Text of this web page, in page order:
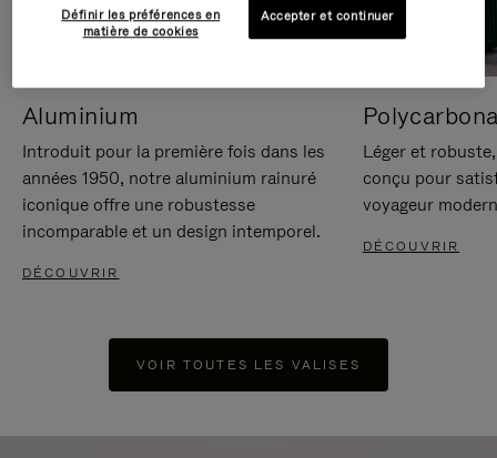
Aluminium
Introduit pour la première fois dans les
années 1950, notre aluminium rainuré
iconique offre une robustesse
incomparable et un design intemporel.
DÉCOUVRIR
Léger et
conçu pour
voyageur
DÉCOUVRIR
VOIR TOUTES LES VALISES
Définir les préférences en
matière de cookies
Accepter et continuer